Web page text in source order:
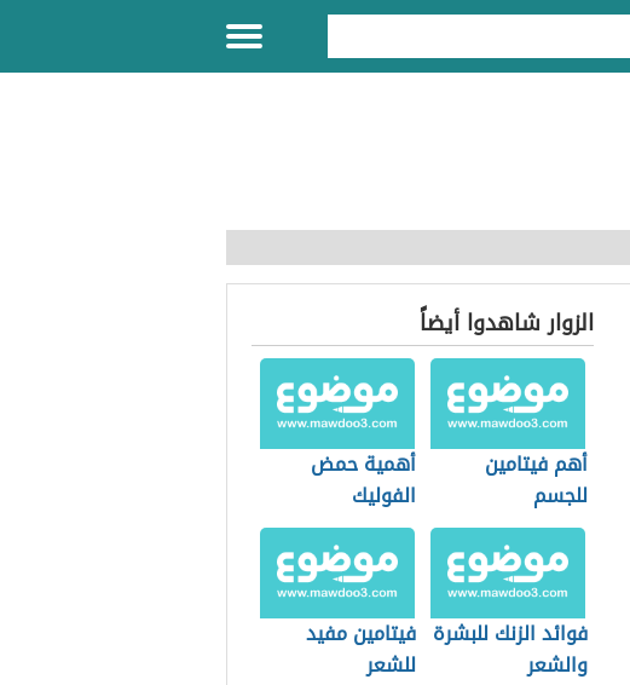
الزوار شاهدوا أيضاً
أهم فيتامين
للجسم
أهمية حمض
الفوليك
فوائد الزنك للبشرة
والشعر
فيتامين مفيد
للشعر